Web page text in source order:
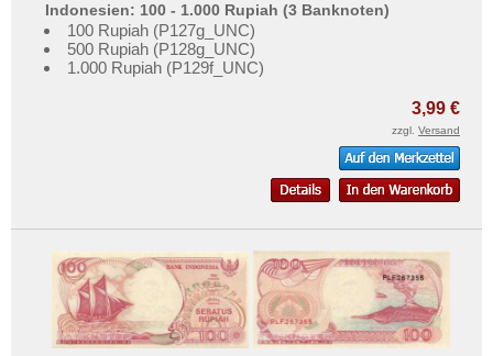
Indonesien: 100 - 1.000 Rupiah (3 Banknoten)
100 Rupiah (P127g_UNC)
500 Rupiah (P128g_UNC)
1.000 Rupiah (P129f_UNC)
3,99 €
zzgl. Versand